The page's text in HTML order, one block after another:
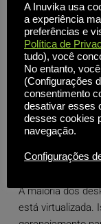
Dimensionando
na nuvem
precisa
A maioria dos
está virtualizada. Isso significa uma dor de cabeça de
A Inuvika usa
a experiência
preferências e
Política de
tudo), você
No entanto,
(Configurações
consentimento
desativar esses
desses cookies
navegação.
Configurações